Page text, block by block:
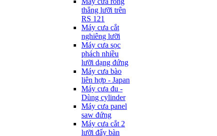
thẳng lưỡi trên
RS 121
Máy cưa cắt
nghiêng lưỡi
Máy cưa sọc
phách nhiều
lưỡi dạng đứng
Máy cưa bào
liên hợp - Japan
Máy cưa đu -
Dùng cylinder
Máy cưa panel
saw đứng
Máy cưa cắt 2
lưỡi đẩy bàn